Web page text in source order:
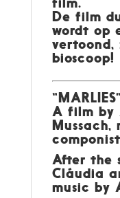
De film
wordt op
vertoond,
bioscoop!
“MARLIES”
A film by
Mussach,
After the
Cláudia
music by